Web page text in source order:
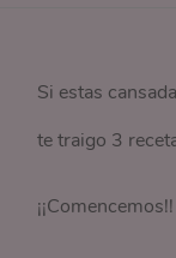
Si estas
te traigo 3
¡¡Comencemos!!